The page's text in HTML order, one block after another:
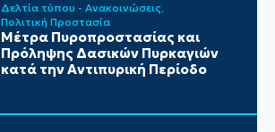
Δελτία τύπου - Ανακοινώσεις
Πολιτική Προστασία
Μέτρα Πυροπροστασίας και
Πρόληψης Δασικών Πυρκαγιών
κατά την Αντιπυρική Περίοδο